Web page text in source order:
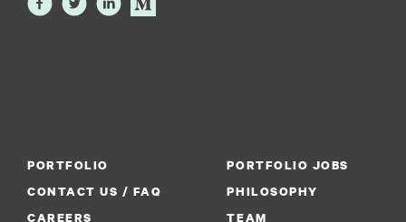
PORTFOLIO
PORTFOLIO JOBS
CONTACT US / FAQ
PHILOSOPHY
CAREERS
TEAM